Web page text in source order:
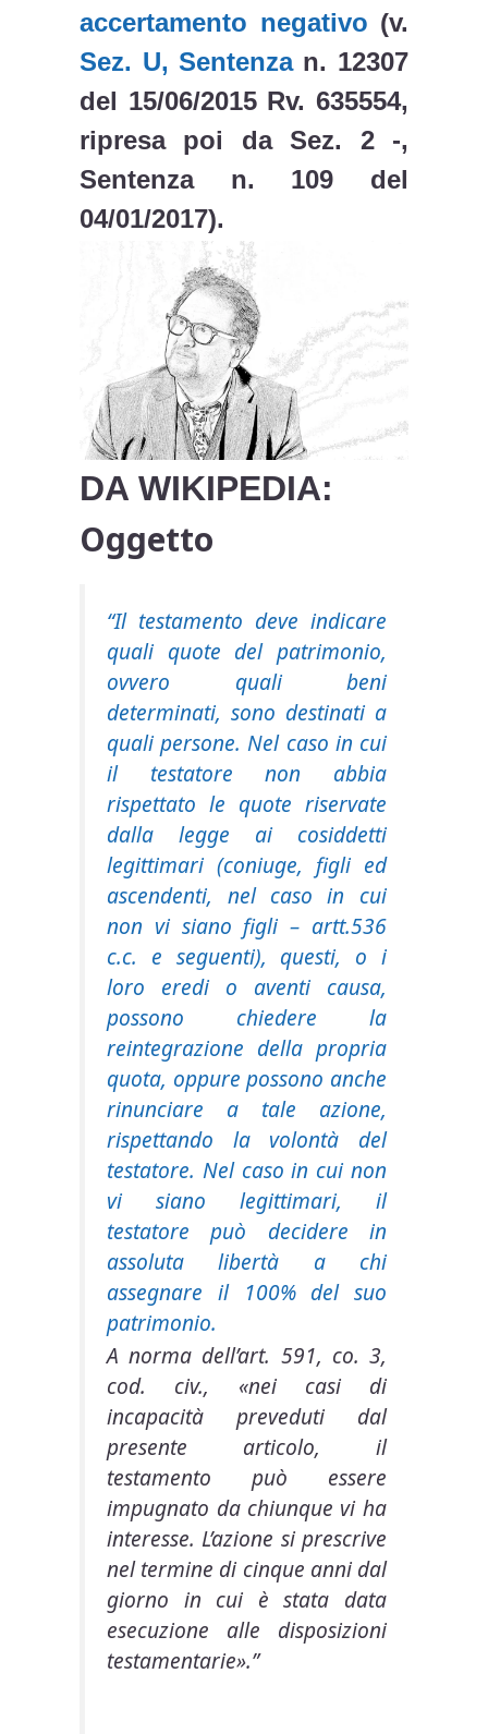
accertamento negativo (v.
Sez. U, Sentenzan. 12307
del 15/06/2015 Rv. 635554,
ripresa poi da Sez. 2 -,
Sentenza n. 109 del
04/01/2017).
DA WIKIPEDIA:
Oggetto
“Il testamento deve indicare
quali quote del patrimonio,
ovvero quali beni
determinati, sono destinati a
quali persone. Nel caso in cui
il testatore non abbia
rispettato le quote riservate
dalla legge ai cosiddetti
legittimari (coniuge, figli ed
ascendenti, nel caso in cui
non vi siano figli – artt.536
c.c. e seguenti), questi, o i
loro eredi o aventi causa,
possono chiedere la
reintegrazione della propria
quota, oppure possono anche
rinunciare a tale azione,
rispettando la volontà del
testatore. Nel caso in cui non
vi siano legittimari, il
testatore può decidere in
assoluta libertà a chi
assegnare il 100% del suo
patrimonio.
A norma dell’art. 591, co. 3,
cod. civ., «nei casi di
incapacità preveduti dal
presente articolo, il
testamento può essere
impugnato da chiunque vi ha
interesse. L’azione si prescrive
nel termine di cinque anni dal
giorno in cui è stata data
esecuzione alle disposizioni
testamentarie».”